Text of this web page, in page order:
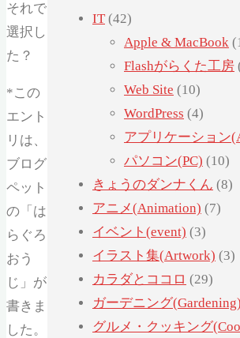
それで
選択し
た？
*この
エント
リは、
ブログ
ペット
の「は
らぐろ
おう
じ」が
書きま
した。
IT (42)
Apple & MacBook
Flashがらくた工房
Web Site (10)
WordPress (4)
アプリケーション
パソコン(PC) (10)
きょうのダンナくん (8)
アニメ(Animation) (7)
イベント(event) (3)
イラスト集(Artwork) (3)
カラダとココロ (29)
ガーデニング(Gardening)
グルメ・クッキング